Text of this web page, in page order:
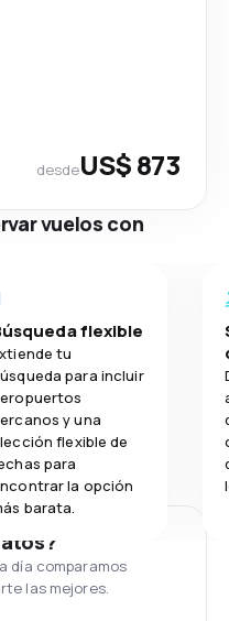
desdeUS$ 873
vuelos con
flexible
tu
para incluir
y una
flexible de
para
la opción
barata.
día comparamos
las mejores.